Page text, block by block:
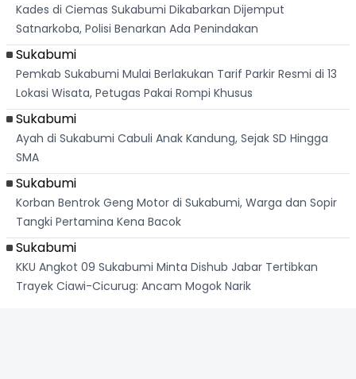
Kades di Ciemas Sukabumi Dikabarkan Dijemput
Satnarkoba, Polisi Benarkan Ada Penindakan
Sukabumi
Pemkab Sukabumi Mulai Berlakukan Tarif Parkir Resmi di 13
Lokasi Wisata, Petugas Pakai Rompi Khusus
Sukabumi
Ayah di Sukabumi Cabuli Anak Kandung, Sejak SD Hingga
SMA
Sukabumi
Korban Bentrok Geng Motor di Sukabumi, Warga dan Sopir
Tangki Pertamina Kena Bacok
Sukabumi
KKU Angkot 09 Sukabumi Minta Dishub Jabar Tertibkan
Trayek Ciawi-Cicurug: Ancam Mogok Narik